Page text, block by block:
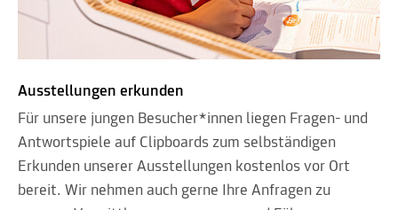
Ausstellungen erkunden
Für unsere jungen Besucher*innen liegen Fragen- und
Antwortspiele auf Clipboards zum selbständigen
Erkunden unserer Ausstellungen kostenlos vor Ort
bereit. Wir nehmen auch gerne Ihre Anfragen zu